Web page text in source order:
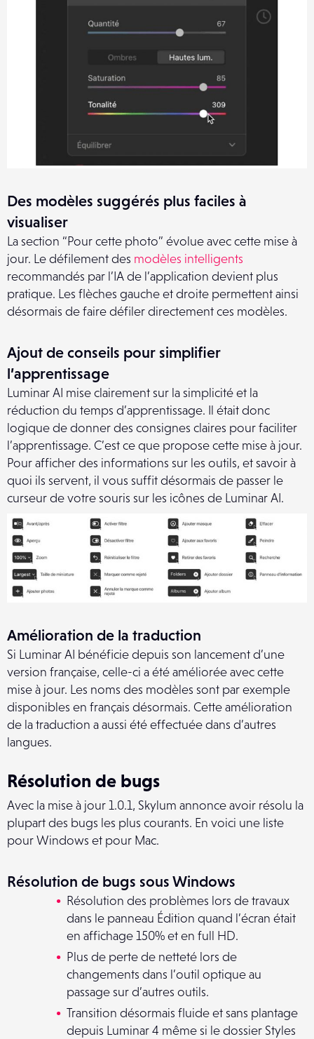
Des modèles suggérés plus faciles à
visualiser
La section “Pour cette photo” évolue avec cette mise à
jour. Le défilement des modèles intelligents
recommandés par l’IA de l’application devient plus
pratique. Les flèches gauche et droite permettent ainsi
désormais de faire défiler directement ces modèles.
Ajout de conseils pour simplifier
l’apprentissage
Luminar AI mise clairement sur la simplicité et la
réduction du temps d’apprentissage. Il était donc
logique de donner des consignes claires pour faciliter
l’apprentissage. C’est ce que propose cette mise à jour.
Pour afficher des informations sur les outils, et savoir à
quoi ils servent, il vous suffit désormais de passer le
curseur de votre souris sur les icônes de Luminar AI.
Amélioration de la traduction
Si Luminar AI bénéficie depuis son lancement d’une
version française, celle-ci a été améliorée avec cette
mise à jour. Les noms des modèles sont par exemple
disponibles en français désormais. Cette amélioration
de la traduction a aussi été effectuée dans d’autres
langues.
Résolution de bugs
Avec la mise à jour 1.0.1, Skylum annonce avoir résolu la
plupart des bugs les plus courants. En voici une liste
pour Windows et pour Mac.
Résolution de bugs sous Windows
Résolution des problèmes lors de travaux
dans le panneau Édition quand l’écran était
en affichage 150% et en full HD.
Plus de perte de netteté lors de
changements dans l’outil optique au
passage sur d’autres outils.
Transition désormais fluide et sans plantage
depuis Luminar 4 même si le dossier Styles